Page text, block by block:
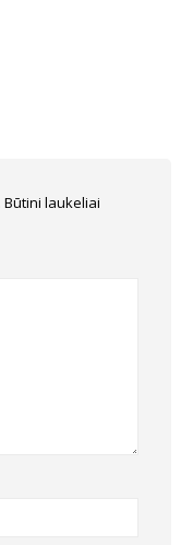
Būtini laukeliai